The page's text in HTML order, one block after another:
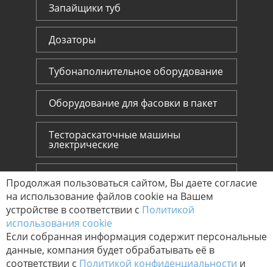
Запайщики туб
Дозаторы
Тубонаполнительное оборудование
Оборудование для фасовки в пакет
Тестораскаточные машины
электрические
Тестораскаточные машины ручные
© Микрон-В 2023г.
Политика конфиденциальности
Договор Оферты
Designed By Vegaart
Продолжая пользоваться сайтом, Вы даете согласие
на использование файлов cookie на Вашем
устройстве в соответствии с Политикой
использования cookie
Если собранная информация содержит персональные
данные, компания будет обрабатывать её в
соответствии с Политикой конфиденциальности и